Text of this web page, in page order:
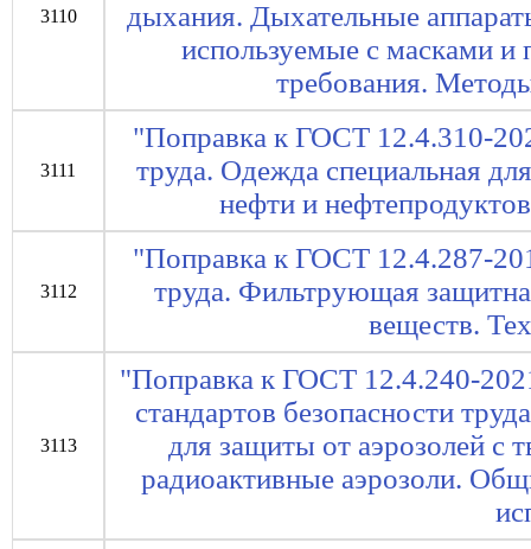
3110
дыхания. Дыхательные
используемые с масками
требования.
3111
"Поправка к ГОСТ 12.4.310-
труда. Одежда специальная
нефти и
3112
"Поправка к ГОСТ 12.4.287-
труда. Фильтрующая
веществ.
3113
"Поправка к ГОСТ 12.4.240-
стандартов безопасности
для защиты от аэрозолей с
радиоактивные аэрозоли.